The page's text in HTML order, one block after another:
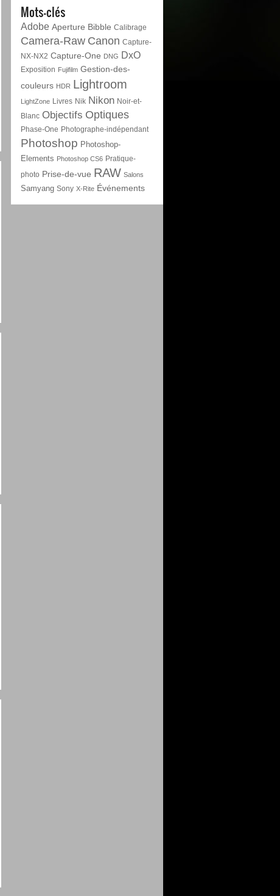
Mots-clés
Adobe Aperture Bibble Calibrage
Camera-Raw Canon Capture-
NX-NX2 Capture-One DNG DxO
Exposition Fujifilm Gestion-des-
couleurs HDR Lightroom
LightZone Livres Nik Nikon Noir-et-
Blanc Objectifs Optiques
Phase-One Photographe-indépendant
Photoshop Photoshop-
Elements Photoshop CS6 Pratique-
photo Prise-de-vue RAW Salons
Samyang Sony X-Rite Événements